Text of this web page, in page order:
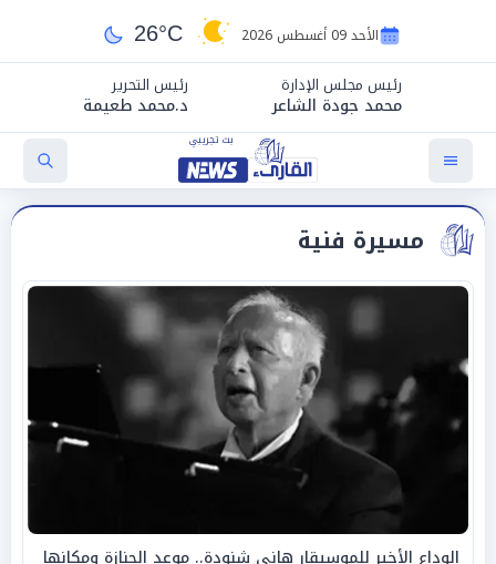
الأحد 09 أغسطس 2026 26°C
رئيس مجلس الإدارة
محمد جودة الشاعر
رئيس التحرير
د.محمد طعيمة
مسيرة فنية
الوداع الأخير للموسيقار هاني شنودة.. موعد الجنازة ومكانها